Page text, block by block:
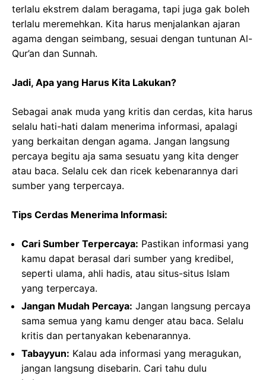
terlalu ekstrem dalam beragama, tapi juga gak boleh
terlalu meremehkan. Kita harus menjalankan ajaran
agama dengan seimbang, sesuai dengan tuntunan Al-
Qur’an dan Sunnah.
Jadi, Apa yang Harus Kita Lakukan?
Sebagai anak muda yang kritis dan cerdas, kita harus
selalu hati-hati dalam menerima informasi, apalagi
yang berkaitan dengan agama. Jangan langsung
percaya begitu aja sama sesuatu yang kita denger
atau baca. Selalu cek dan ricek kebenarannya dari
sumber yang terpercaya.
Tips Cerdas Menerima Informasi:
Cari Sumber Terpercaya: Pastikan informasi yang
kamu dapat berasal dari sumber yang kredibel,
seperti ulama, ahli hadis, atau situs-situs Islam
yang terpercaya.
Jangan Mudah Percaya: Jangan langsung percaya
sama semua yang kamu denger atau baca. Selalu
kritis dan pertanyakan kebenarannya.
Tabayyun: Kalau ada informasi yang meragukan,
jangan langsung disebarin. Cari tahu dulu